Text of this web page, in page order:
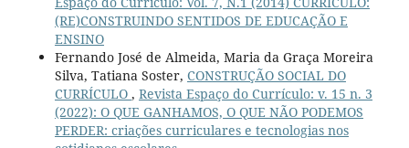
(RE)CONSTRUINDO SENTIDOS DE EDUCAÇÃO E
ENSINO
Fernando José de Almeida, Maria da Graça Moreira
Silva, Tatiana Soster, CONSTRUÇÃO SOCIAL DO
CURRÍCULO , Revista Espaço do Currículo: v. 15 n. 3
(2022): O QUE GANHAMOS, O QUE NÃO PODEMOS
PERDER: criações curriculares e tecnologias nos